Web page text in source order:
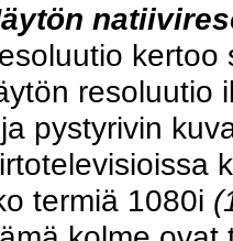
resoluutio
pystyrivin
termiä 1080i